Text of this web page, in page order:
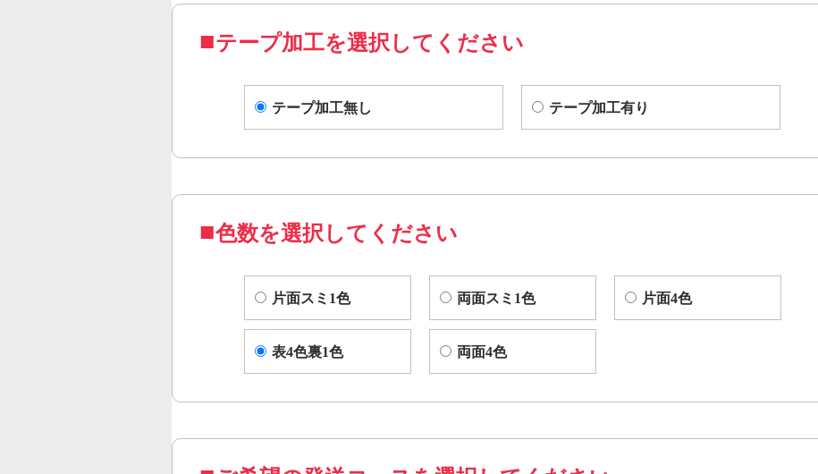
テープ加工を選択してください
テープ加工無し テープ加工有り
色数を選択してください
片面スミ1色 両面スミ1色 片面4色
表4色裏1色 両面4色